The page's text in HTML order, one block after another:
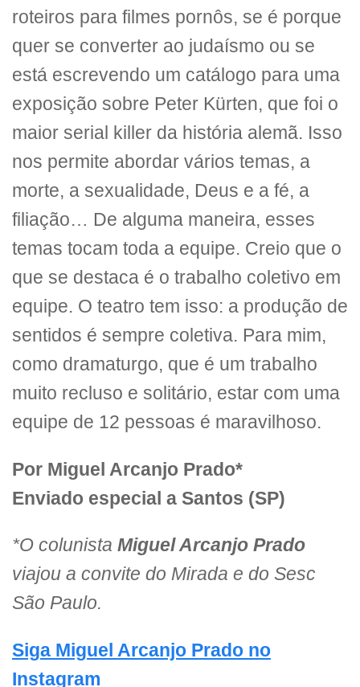
roteiros para filmes pornôs, se é porque
quer se converter ao judaísmo ou se
está escrevendo um catálogo para uma
exposição sobre Peter Kürten, que foi o
maior serial killer da história alemã. Isso
nos permite abordar vários temas, a
morte, a sexualidade, Deus e a fé, a
filiação… De alguma maneira, esses
temas tocam toda a equipe. Creio que o
que se destaca é o trabalho coletivo em
equipe. O teatro tem isso: a produção de
sentidos é sempre coletiva. Para mim,
como dramaturgo, que é um trabalho
muito recluso e solitário, estar com uma
equipe de 12 pessoas é maravilhoso.
Por Miguel Arcanjo Prado*
Enviado especial a Santos (SP)
*O colunista Miguel Arcanjo Prado
viajou a convite do Mirada e do Sesc
São Paulo.
Siga Miguel Arcanjo Prado no
Instagram